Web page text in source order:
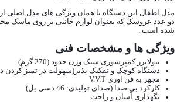
مدل اطفال این دستگاه با همان ویژگی های مدل اصلی
دو عدد عروسک که بعنوان لوازم جانبی بر روی ماسک
شده است .
ویژگی ها و مشخصات فنی
نبولایزر کمپرسوری سبک وزن حدود (270 گرم)
دستگاه کوچک و تفکیک پذیر(سهولت در تمیز کردن
مجهز به فن آوری V.V.T
کارکرد بی صدا (صدای تولیدی: 46 دسی بل)
نگهداری آسان و راحت